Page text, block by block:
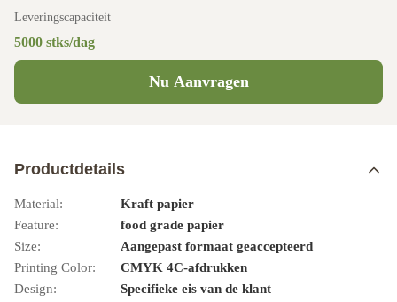
Leveringscapaciteit
5000 stks/dag
Nu Aanvragen
Productdetails
Material:
Kraft papier
Feature:
food grade papier
Size:
Aangepast formaat geaccepteerd
Printing Color:
CMYK 4C-afdrukken
Design:
Specifieke eis van de klant